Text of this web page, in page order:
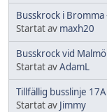
Busskrock i Bromma
Startat av maxh20
Busskrock vid Malmö
Startat avAdamL
Tillfällig busslinje
Startat av Jimmy